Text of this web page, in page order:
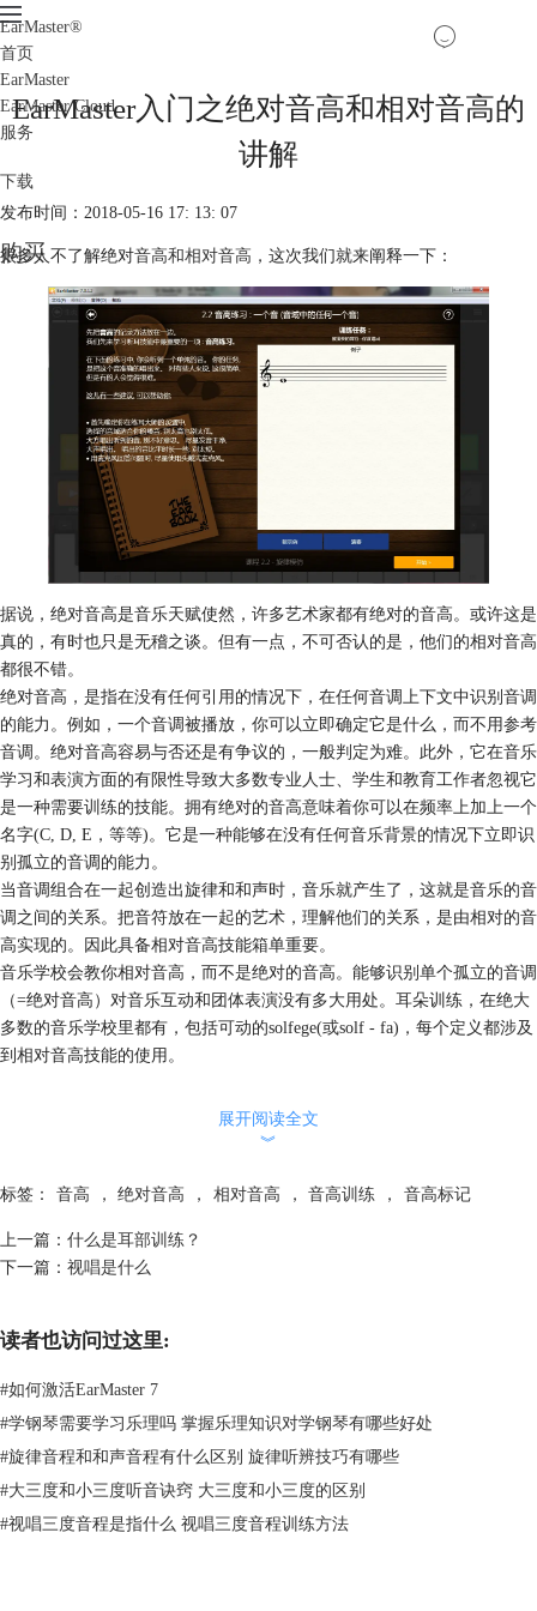
EarMaster®
首页
EarMaster
EarMaster Cloud
服务
下载
购买
EarMaster入门之绝对音高和相对音高的
讲解
发布时间：2018-05-16 17: 13: 07
很多人不了解绝对音高和相对音高 ，这次我们就来阐释一下：
据说，绝对音高是音乐天赋使然，许多艺术家都有绝对的音高。或许这是
真的，有时也只是无稽之谈。但有一点，不可否认的是，他们的相对音高
都很不错。
绝对音高，是指在没有任何引用的情况下，在任何音调上下文中识别音调
的能力。例如，一个音调被播放，你可以立即确定它是什么，而不用参考
音调。绝对音高容易与否还是有争议的，一般判定为难。此外，它在音乐
学习和表演方面的有限性导致大多数专业人士、学生和教育工作者忽视它
是一种需要训练的技能。拥有绝对的音高意味着你可以在频率上加上一个
名字(C, D, E，等等)。它是一种能够在没有任何音乐背景的情况下立即识
别孤立的音调的能力。
当音调组合在一起创造出旋律和和声时，音乐就产生了，这就是音乐的音
调之间的关系。把音符放在一起的艺术，理解他们的关系，是由相对的音
高实现的。因此具备相对音高技能箱单重要。
音乐学校会教你相对音高，而不是绝对的音高。能够识别单个孤立的音调
（=绝对音高）对音乐互动和团体表演没有多大用处。耳朵训练，在绝大
多数的音乐学校里都有，包括可动的solfege(或solf - fa)，每个定义都涉及
到相对音高技能的使用。
那么如何锻炼呢，我们可以选择使用EarMaster将音乐转换成不同的键。
想。
视唱练耳EarMaster拥有多种课程和活动，广为音乐学子使用，你还在等
什么，快去下载EarMaster练习吧。
展开阅读全文
︾
标签： 音高 ， 绝对音高 ， 相对音高 ， 音高训练 ， 音高标记
上一篇： 什么是耳部训练？
下一篇： 视唱是什么
读者也访问过这里:
#如何激活EarMaster 7
#学钢琴需要学习乐理吗 掌握乐理知识对学钢琴有哪些好处
#旋律音程和和声音程有什么区别 旋律听辨技巧有哪些
#大三度和小三度听音诀窍 大三度和小三度的区别
#视唱三度音程是指什么 视唱三度音程训练方法